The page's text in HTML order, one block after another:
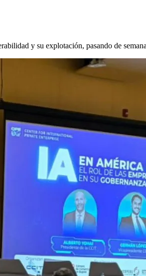
y su explotación, pasando de